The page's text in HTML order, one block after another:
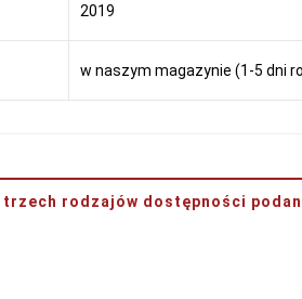
2019
w naszym magazynie (1-5 dni
rodzajów dostępności